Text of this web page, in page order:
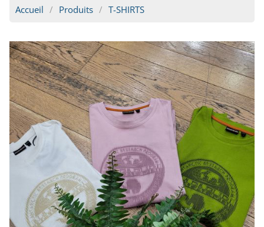
Accueil Produits T-SHIRTS